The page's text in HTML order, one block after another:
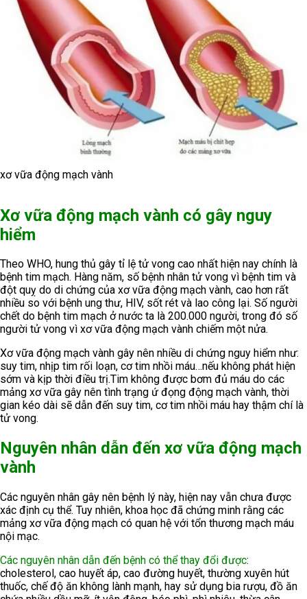
xơ vữa động mạch vành
Xơ vữa động mạch vành có gây nguy
hiểm
Theo WHO, hung thủ gây tỉ lệ tử vong cao nhất hiện nay chính là
bệnh tim mạch. Hàng năm, số bệnh nhân tử vong vì bệnh tim và
đột quỵ do di chứng của xơ vữa động mạch vành, cao hơn rất
nhiều so với bệnh ung thư, HIV, sốt rét và lao công lại. Số người
chết do bệnh tim mạch ở nước ta là 200.000 người, trong đó số
người tử vong vì xơ vữa động mạch vành chiếm một nửa.
Xơ vữa động mạch vành gây nên nhiều di chứng nguy hiểm như:
suy tim, nhịp tim rối loạn, cơ tim nhồi máu…nếu không phát hiện
sớm và kịp thời điều trị.Tim không được bơm đủ máu do các
mảng xơ vữa gây nên tình trạng ứ đọng động mạch vành, thời
gian kéo dài sẽ dẫn đến suy tim, cơ tim nhồi máu hay thậm chí là
tử vong.
Nguyên nhân dẫn đến xơ vữa động mạch
vành
Các nguyên nhân gây nên bệnh lý này, hiện nay vẫn chưa được
xác định cụ thể. Tuy nhiên, khoa học đã chứng minh rằng các
mảng xơ vữa động mạch có quan hệ với tổn thương mạch máu
nội mạc.
Các nguyên nhân dẫn đến bệnh có thể thay đổi được:
cholesterol, cao huyết áp, cao đường huyết, thường xuyên hút
thuốc, chế độ ăn không lành mạnh, hay sử dụng bia rượu, đồ ăn